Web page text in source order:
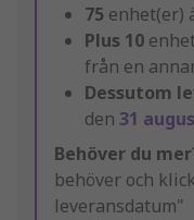
75 enhet(er)
Plus 10
från en
Dessutom
den 31
Behöver du
behöver och
leveransdatum"